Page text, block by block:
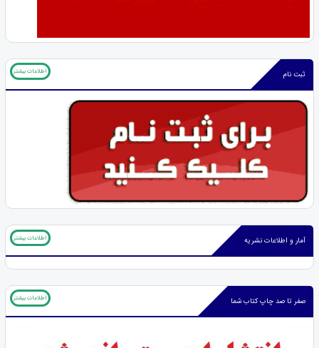
ثبت نام اطلاعات بیشتر
آمار و اطلاعات نشریه اطلاعات بیشتر
صفر تا صد چاپ کتاب شما اطلاعات بیشتر